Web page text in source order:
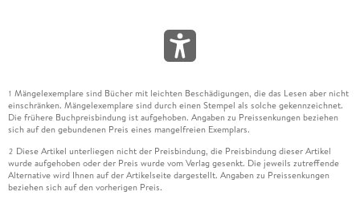
1 Mängelexemplare sind Bücher mit leichten Beschädigungen, die das Lesen aber nicht
einschränken. Mängelexemplare sind durch einen Stempel als solche gekennzeichnet.
Die frühere Buchpreisbindung ist aufgehoben. Angaben zu Preissenkungen beziehen
sich auf den gebundenen Preis eines mangelfreien Exemplars.
2 Diese Artikel unterliegen nicht der Preisbindung, die Preisbindung dieser Artikel
wurde aufgehoben oder der Preis wurde vom Verlag gesenkt. Die jeweils zutreffende
Alternative wird Ihnen auf der Artikelseite dargestellt. Angaben zu Preissenkungen
beziehen sich auf den vorherigen Preis.